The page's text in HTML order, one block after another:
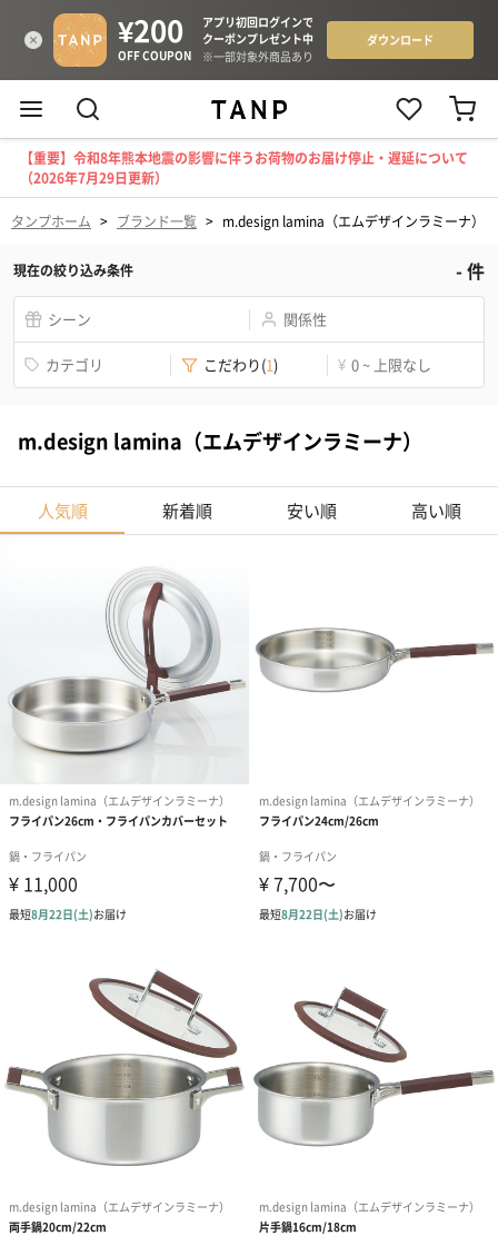
【重要】令和8年熊本地震の影響に伴うお荷物のお届け停止・遅延について
（2026年7月29日更新）
タンプホーム > ブランド一覧 > m.design lamina（エムデザインラミーナ）
現在の絞り込み条件 -件
シーン 関係性
カテゴリ こだわり(1) ¥ 0 ~ 上限なし
m.design lamina（エムデザインラミーナ）
人気順 新着順 安い順 高い順